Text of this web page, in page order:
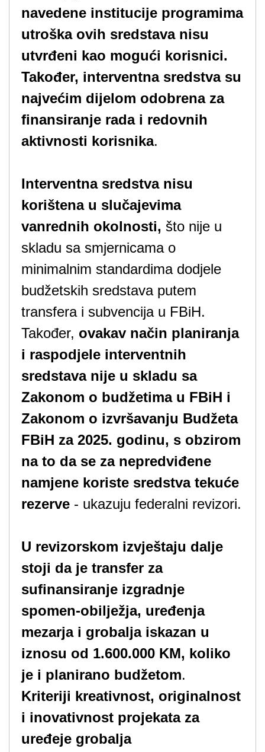
navedene institucije programima
utroška ovih sredstava nisu
utvrđeni kao mogući korisnici.
Također, interventna sredstva su
najvećim dijelom odobrena za
finansiranje rada i redovnih
aktivnosti korisnika.
Interventna sredstva nisu
korištena u slučajevima
vanrednih okolnosti, što nije u
skladu sa smjernicama o
minimalnim standardima dodjele
budžetskih sredstava putem
transfera i subvencija u FBiH.
Također, ovakav način planiranja
i raspodjele interventnih
sredstava nije u skladu sa
Zakonom o budžetima u FBiH i
Zakonom o izvršavanju Budžeta
FBiH za 2025. godinu, s obzirom
na to da se za nepredviđene
namjene koriste sredstva tekuće
rezerve - ukazuju federalni revizori.
U revizorskom izvještaju dalje
stoji da je transfer za
sufinansiranje izgradnje
spomen-obilježja, uređenja
mezarja i grobalja iskazan u
iznosu od 1.600.000 KM, koliko
je i planirano budžetom.
Kriteriji kreativnost, originalnost
i inovativnost projekata za
uređeje grobalja